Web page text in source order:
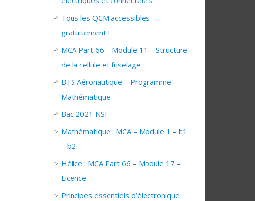
Tous les QCM accessibles
gratuitement !
MCA Part 66 – Module 11 – Structure
de la cellule et fuselage
BTS Aéronautique – Programme
Mathématique
Bac 2021 NSI
Mathématique : MCA – Module 1 – b1
– b2
Hélice : MCA Part 66 – Module 17 –
Licence
Principes essentiels d’électronique :